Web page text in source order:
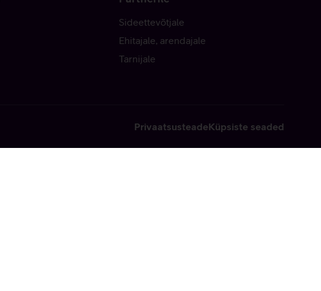
Sideettevõtjale
Ehitajale, arendajale
Tarnijale
PrivaatsusteadeKüpsiste seaded